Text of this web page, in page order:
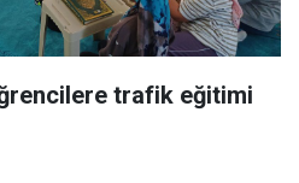
trafik eğitimi